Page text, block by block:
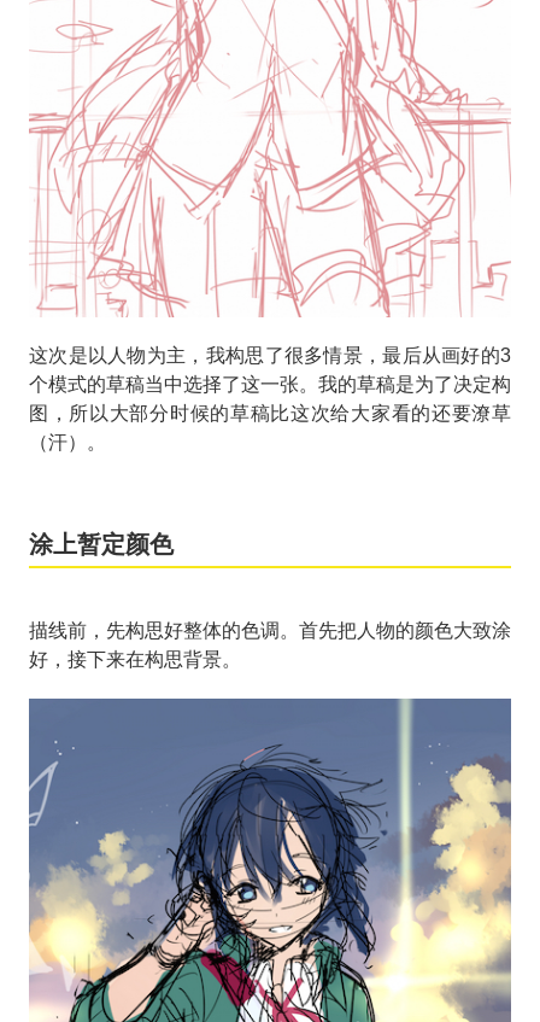
这次是以人物为主，我构思了很多情景，最后从画好的3
个模式的草稿当中选择了这一张。我的草稿是为了决定构
图，所以大部分时候的草稿比这次给大家看的还要潦草
（汗）。
涂上暂定颜色
描线前，先构思好整体的色调。首先把人物的颜色大致涂
好，接下来在构思背景。